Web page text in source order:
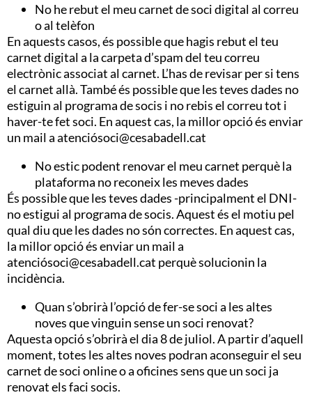
No he rebut el meu carnet de soci digital al correu
o al telèfon
En aquests casos, és possible que hagis rebut el teu
carnet digital a la carpeta d’spam del teu correu
electrònic associat al carnet. L’has de revisar per si tens
el carnet allà. També és possible que les teves dades no
estiguin al programa de socis i no rebis el correu tot i
haver-te fet soci. En aquest cas, la millor opció és enviar
un mail a atenciósoci@cesabadell.cat
No estic podent renovar el meu carnet perquè la
plataforma no reconeix les meves dades
És possible que les teves dades -principalment el DNI-
no estigui al programa de socis. Aquest és el motiu pel
qual diu que les dades no són correctes. En aquest cas,
la millor opció és enviar un mail a
atenciósoci@cesabadell.cat perquè solucionin la
incidència.
Quan s’obrirà l’opció de fer-se soci a les altes
noves que vinguin sense un soci renovat?
Aquesta opció s’obrirà el dia 8 de juliol. A partir d’aquell
moment, totes les altes noves podran aconseguir el seu
carnet de soci online o a oficines sens que un soci ja
renovat els faci socis.